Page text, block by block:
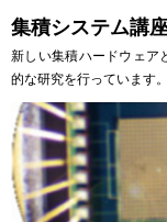
集積システム講
新しい集積ハードウェア
的な研究を行っています。